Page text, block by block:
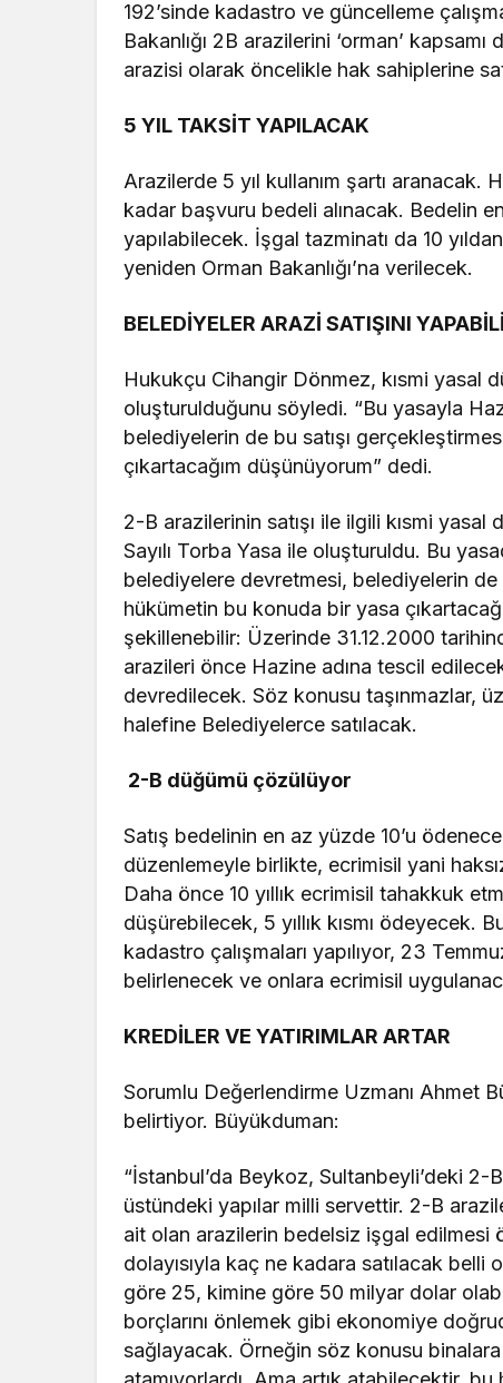
192’sinde kadastro ve güncelleme
Bakanlığı 2B arazilerini ‘orman’
arazisi olarak öncelikle hak sahiplerine
5 YIL TAKSİT YAPILACAK
Arazilerde 5 yıl kullanım şartı aranacak.
kadar başvuru bedeli alınacak. Bedelin
yapılabilecek. İşgal tazminatı da 10
yeniden Orman Bakanlığı’na verilecek.
BELEDİYELER ARAZİ SATIŞINI
Hukukçu Cihangir Dönmez, kısmi yasal
oluşturulduğunu söyledi. “Bu yasayla
belediyelerin de bu satışı
çıkartacağım düşünüyorum” dedi.
2-B arazilerinin satışı ile ilgili kısmi
Sayılı Torba Yasa ile oluşturuldu. Bu
belediyelere devretmesi, belediyelerin
hükümetin bu konuda bir yasa
şekillenebilir: Üzerinde 31.12.2000
arazileri önce Hazine adına tescil
devredilecek. Söz konusu taşınmazlar,
halefine Belediyelerce satılacak.
2-B düğümü çözülüyor
Satış bedelinin en az yüzde 10’u
düzenlemeyle birlikte, ecrimisil yani
Daha önce 10 yıllık ecrimisil tahakkuk
düşürebilecek, 5 yıllık kısmı ödeyecek.
kadastro çalışmaları yapılıyor, 23
belirlenecek ve onlara ecrimisil
KREDİLER VE YATIRIMLAR ARTAR
Sorumlu Değerlendirme Uzmanı Ahmet
belirtiyor. Büyükduman:
“İstanbul’da Beykoz, Sultanbeyli’deki
üstündeki yapılar milli servettir. 2-B
ait olan arazilerin bedelsiz işgal edilmesi
dolayısıyla kaç ne kadara satılacak belli
göre 25, kimine göre 50 milyar dolar
borçlarını önlemek gibi ekonomiye
sağlayacak. Örneğin söz konusu